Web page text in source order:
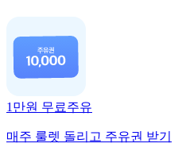
1만원 무료주유
매주 룰렛 돌리고 주유권 받기